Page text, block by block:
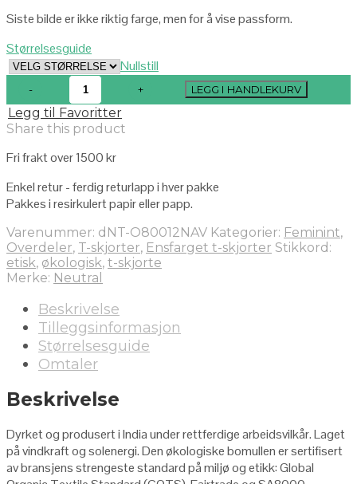
Siste bilde er ikke riktig farge, men for å vise passform.
Størrelsesguide
Nullstill
LEGG I HANDLEKURV
Legg til Favoritter
Share this product
Fri frakt over 1500 kr
Enkel retur - ferdig returlapp i hver pakke
Pakkes i resirkulert papir eller papp.
Varenummer: dNT-O80012NAV Kategorier: Feminint,
Overdeler, T-skjorter, Ensfarget t-skjorter Stikkord:
etisk, økologisk, t-skjorte
Merke: Neutral
Beskrivelse
Tilleggsinformasjon
Størrelsesguide
Omtaler
Beskrivelse
Dyrket og produsert i India under rettferdige arbeidsvilkår. Laget
på vindkraft og solenergi. Den økologiske bomullen er sertifisert
av bransjens strengeste standard på miljø og etikk: Global